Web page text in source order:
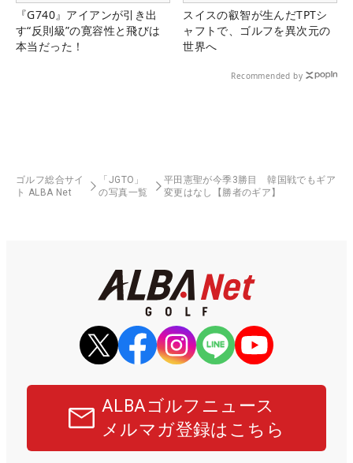
『G740』アイアンが引き出
す“反則級”の寛容性と飛びは
本当だった！
スイスの叡智が生んだTPTシ
ャフトで、ゴルフを異次元の
世界へ
Recommended by
ゴルフ総合サイ
ト ALBA Net
「JGTO」
の写真一覧
平田憲聖が今季3勝目 韓国戦でもギア
変更はなし【勝者のギア】
ALBAゴルフニュース
メルマガ登録はこちら